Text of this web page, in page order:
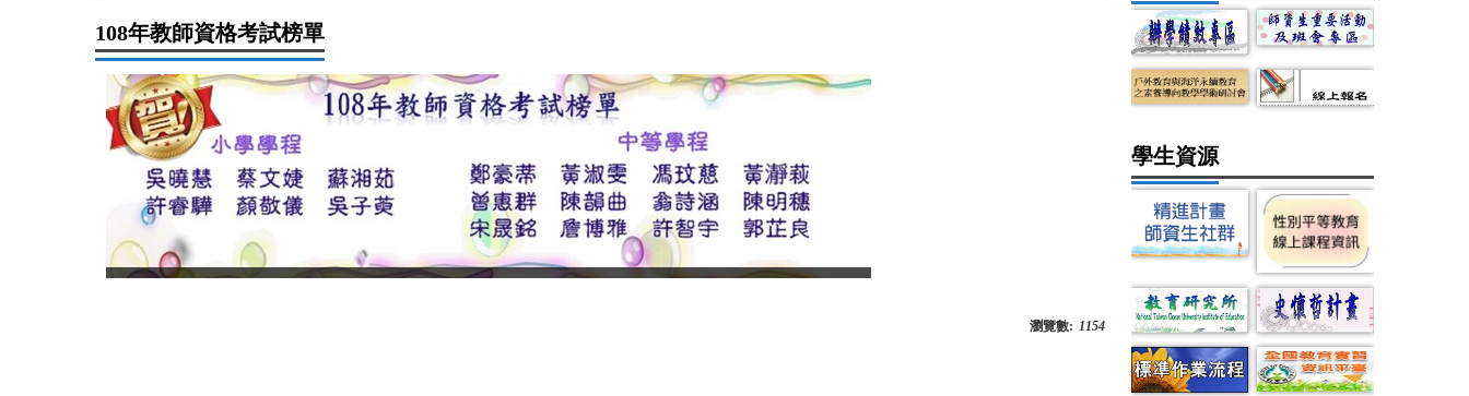
108年教師資格考試榜單
瀏覽數: 1154
學生資源